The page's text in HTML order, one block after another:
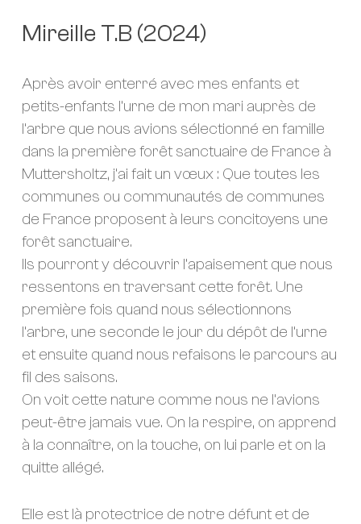
Mireille T.B (2024)
Après avoir enterré avec mes enfants et
petits-enfants l’urne de mon mari auprès de
l’arbre que nous avions sélectionné en famille
dans la première forêt sanctuaire de France à
Muttersholtz, j’ai fait un vœux : Que toutes les
communes ou communautés de communes
de France proposent à leurs concitoyens une
forêt sanctuaire.
Ils pourront y découvrir l’apaisement que nous
ressentons en traversant cette forêt. Une
première fois quand nous sélectionnons
l’arbre, une seconde le jour du dépôt de l’urne
et ensuite quand nous refaisons le parcours au
fil des saisons.
On voit cette nature comme nous ne l’avions
peut-être jamais vue. On la respire, on apprend
à la connaître, on la touche, on lui parle et on la
quitte allégé.
Elle est là protectrice de notre défunt et de